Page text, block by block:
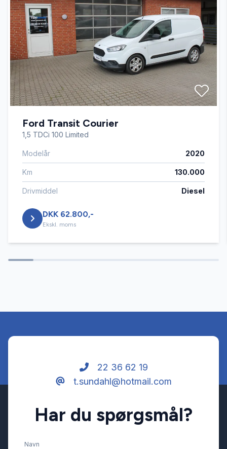
Fartpilot
Fjernbetjent centrallås
Kørecomputer
Tågelygter
Ford Transit Courier
1,5 TDCi 100 Limited
Modelår 2020
Km 130.000
Drivmiddel Diesel
DKK 62.800,-
Ekskl. moms
22 36 62 19
t.sundahl@hotmail.com
Har du spørgsmål?
Navn